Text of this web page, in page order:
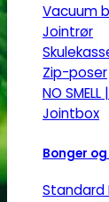
Vacuum
Jointrør
Zip-poser
NO
Jointbox
Bonger
Standard